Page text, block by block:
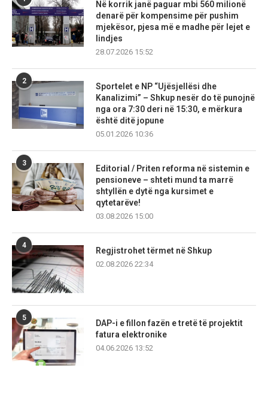
Në korrik janë paguar mbi 560 milionë
denarë për kompensime për pushim
mjekësor, pjesa më e madhe për lejet e
lindjes
28.07.2026 15:52
2
Sportelet e NP “Ujësjellësi dhe
Kanalizimi” – Shkup nesër do të punojnë
nga ora 7:30 deri në 15:30, e mërkura
është ditë jopune
05.01.2026 10:36
3
Editorial / Priten reforma në sistemin e
pensioneve – shteti mund ta marrë
shtyllën e dytë nga kursimet e
qytetarëve!
03.08.2026 15:00
4
Regjistrohet tërmet në Shkup
02.08.2026 22:34
5
DAP-i e fillon fazën e tretë të projektit
fatura elektronike
04.06.2026 13:52